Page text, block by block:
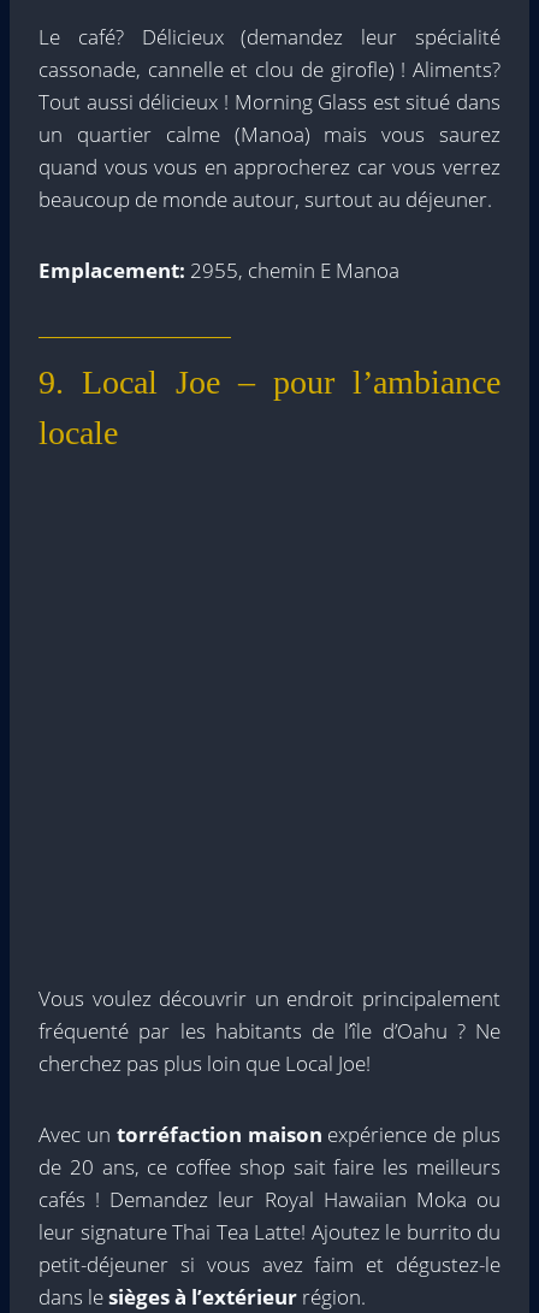
Le café? Délicieux (demandez leur spécialité
cassonade, cannelle et clou de girofle) ! Aliments?
Tout aussi délicieux ! Morning Glass est situé dans
un quartier calme (Manoa) mais vous saurez
quand vous vous en approcherez car vous verrez
beaucoup de monde autour, surtout au déjeuner.
Emplacement: 2955, chemin E Manoa
9. Local Joe – pour l’ambiance
locale
Vous voulez découvrir un endroit principalement
fréquenté par les habitants de l’île d’Oahu ? Ne
cherchez pas plus loin que Local Joe!
Avec un torréfaction maison expérience de plus
de 20 ans, ce coffee shop sait faire les meilleurs
cafés ! Demandez leur Royal Hawaiian Moka ou
leur signature Thai Tea Latte! Ajoutez le burrito du
petit-déjeuner si vous avez faim et dégustez-le
dans lesièges à l’extérieur région.